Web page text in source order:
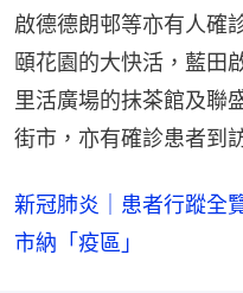
啟德德朗邨等亦有人確
頤花園的大快活，藍田
里活廣場的抹茶館及聯
街市，亦有確診患者到
新冠肺炎｜患者行蹤全
市納「疫區」